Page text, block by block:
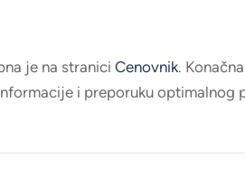
je na stranici Cenovnik.
i preporuku optimalnog